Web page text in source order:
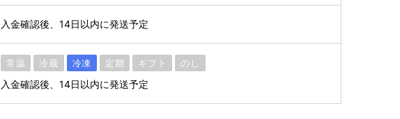
入金確認後、14日以内に発送予定
常温 冷蔵 冷凍 定期 ギフト のし
入金確認後、14日以内に発送予定